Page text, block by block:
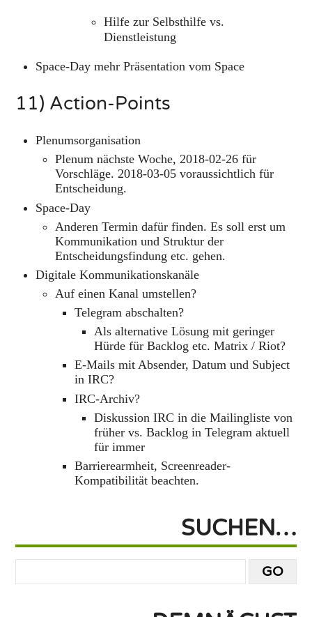
Hilfe zur Selbsthilfe vs.
Dienstleistung
Space-Day mehr Präsentation vom Space
11) Action-Points
Plenumsorganisation
Plenum nächste Woche, 2018-02-26 für
Vorschläge. 2018-03-05 voraussichtlich für
Entscheidung.
Space-Day
Anderen Termin dafür finden. Es soll erst um
Kommunikation und Struktur der
Entscheidungsfindung etc. gehen.
Digitale Kommunikationskanäle
Auf einen Kanal umstellen?
Telegram abschalten?
Als alternative Lösung mit geringer
Hürde für Backlog etc. Matrix / Riot?
E-Mails mit Absender, Datum und Subject
in IRC?
IRC-Archiv?
Diskussion IRC in die Mailingliste von
früher vs. Backlog in Telegram aktuell
für immer
Barrierearmheit, Screenreader-
Kompatibilität beachten.
SUCHEN…